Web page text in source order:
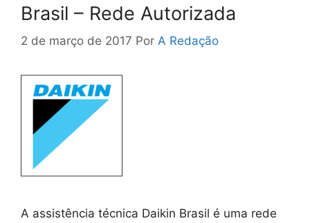
Brasil – Rede Autorizada
2 de março de 2017 Por A Redação
A assistência técnica Daikin Brasil é uma rede